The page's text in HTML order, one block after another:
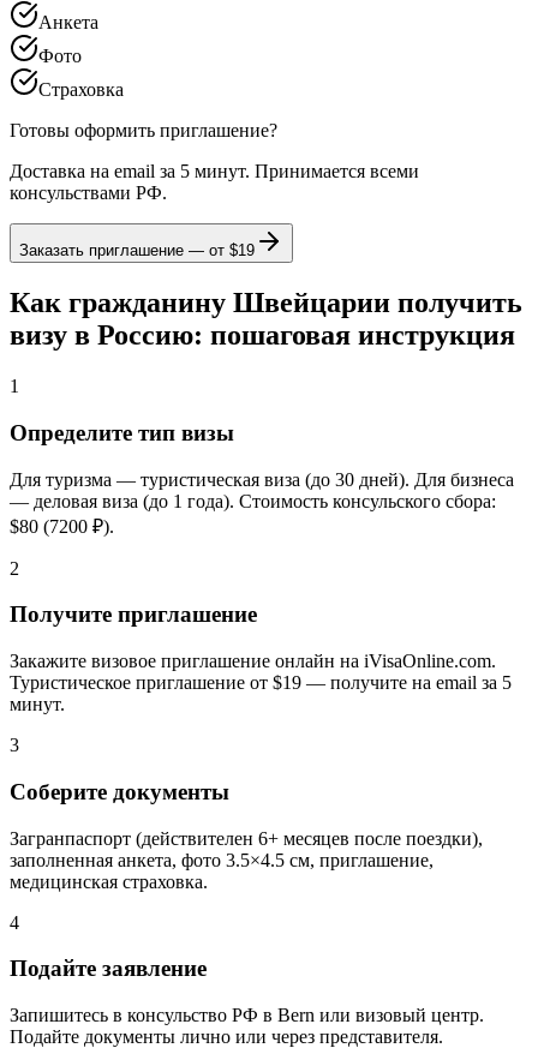
Анкета
Фото
Страховка
Готовы оформить приглашение?
Доставка на email за 5 минут. Принимается всеми
консульствами РФ.
Заказать приглашение — от $19
Как гражданину Швейцарии получить
визу в Россию: пошаговая инструкция
1
Определите тип визы
Для туризма — туристическая виза (до 30 дней). Для бизнеса
— деловая виза (до 1 года). Стоимость консульского сбора:
$80 (7200 ₽).
2
Получите приглашение
Закажите визовое приглашение онлайн на iVisaOnline.com.
Туристическое приглашение от $19 — получите на email за 5
минут.
3
Соберите документы
Загранпаспорт (действителен 6+ месяцев после поездки),
заполненная анкета, фото 3.5×4.5 см, приглашение,
медицинская страховка.
4
Подайте заявление
Запишитесь в консульство РФ в Bern или визовый центр.
Подайте документы лично или через представителя.